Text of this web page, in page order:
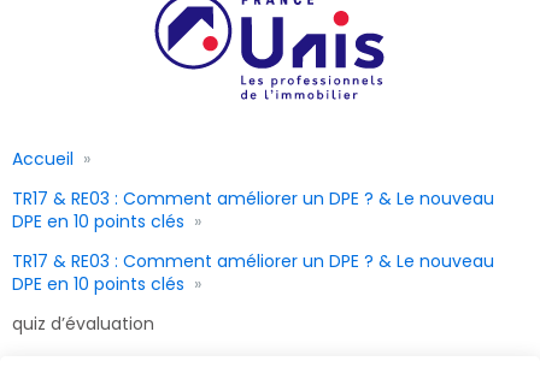
Accueil
TR17 & RE03 : Comment améliorer un DPE ? & Le nouveau
DPE en 10 points clés
TR17 & RE03 : Comment améliorer un DPE ? & Le nouveau
DPE en 10 points clés
quiz d’évaluation